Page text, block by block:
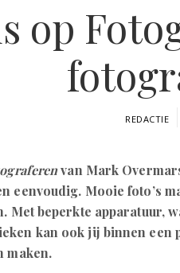
op
REDACTIE
van Mark
eenvoudig. Mooie foto’s
Met beperkte apparatuur,
kan ook jij binnen een
maken.